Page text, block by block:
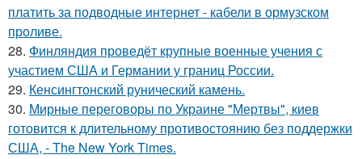
платить за подводные интернет - кабели в ормузском
проливе.
28. Финляндия проведёт крупные военные учения с
участием США и Германии у границ России.
29. Кенсингтонский рунический камень.
30. Мирные переговоры по Украине "Мертвы", киев
готовится к длительному противостоянию без поддержки
США, - The New York Times.